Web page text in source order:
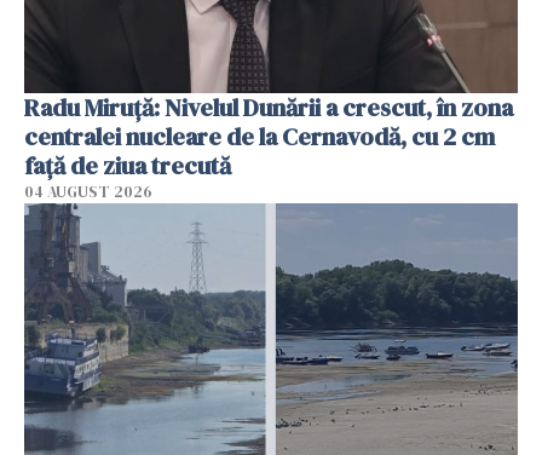
Radu Miruţă: Nivelul Dunării a crescut, în zona
centralei nucleare de la Cernavodă, cu 2 cm
faţă de ziua trecută
04 AUGUST 2026